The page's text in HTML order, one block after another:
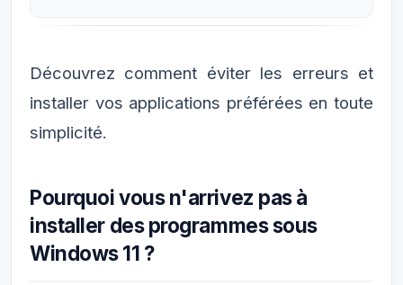
Découvrez comment éviter les erreurs et
installer vos applications préférées en toute
simplicité.
Pourquoi vous n'arrivez pas à
installer des programmes sous
Windows 11 ?